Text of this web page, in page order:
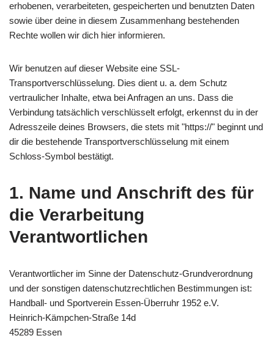
erhobenen, verarbeiteten, gespeicherten und benutzten Daten
sowie über deine in diesem Zusammenhang bestehenden
Rechte wollen wir dich hier informieren.
Wir benutzen auf dieser Website eine SSL-
Transportverschlüsselung. Dies dient u. a. dem Schutz
vertraulicher Inhalte, etwa bei Anfragen an uns. Dass die
Verbindung tatsächlich verschlüsselt erfolgt, erkennst du in der
Adresszeile deines Browsers, die stets mit "https://" beginnt und
dir die bestehende Transportverschlüsselung mit einem
Schloss-Symbol bestätigt.
1. Name und Anschrift des für
die Verarbeitung
Verantwortlichen
Verantwortlicher im Sinne der Datenschutz-Grundverordnung
und der sonstigen datenschutzrechtlichen Bestimmungen ist:
Handball- und Sportverein Essen-Überruhr 1952 e.V.
Heinrich-Kämpchen-Straße 14d
45289 Essen